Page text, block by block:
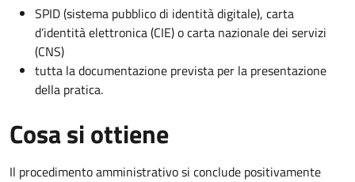
SPID (sistema pubblico di identità digitale), carta
d’identità elettronica (CIE) o carta nazionale dei servizi
(CNS)
tutta la documentazione prevista per la presentazione
della pratica.
Cosa si ottiene
Il procedimento amministrativo si conclude positivamente